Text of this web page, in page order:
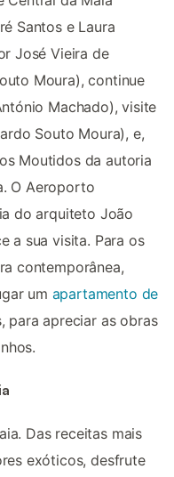
Santos e Laura
José Vieira de
Moura), continue
Machado), visite
Souto Moura), e,
Moutidos da autoria
O Aeroporto
do arquiteto João
a sua visita. Para os
contemporânea,
um apartamento de
para apreciar as obras
Das receitas mais
exóticos, desfrute